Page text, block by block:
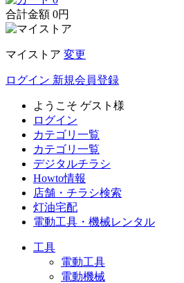
合計金額 0円
マイストア 変更
ログイン 新規会員登録
ようこそ ゲスト様
ログイン
カテゴリ一覧
カテゴリ一覧
デジタルチラシ
Howto情報
店舗・チラシ検索
灯油宅配
電動工具・機械レンタル
工具
電動工具
電動機械